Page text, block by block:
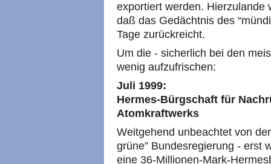
exportiert werden. Hierzulande
daß das Gedächtnis des
Tage zurückreicht.
Um die - sicherlich bei den
wenig aufzufrischen:
Juli 1999:
Hermes-Bürgschaft für
Atomkraftwerks
Weitgehend unbeachtet von
grüne” Bundesregierung - erst
eine 36-Millionen-Mark-